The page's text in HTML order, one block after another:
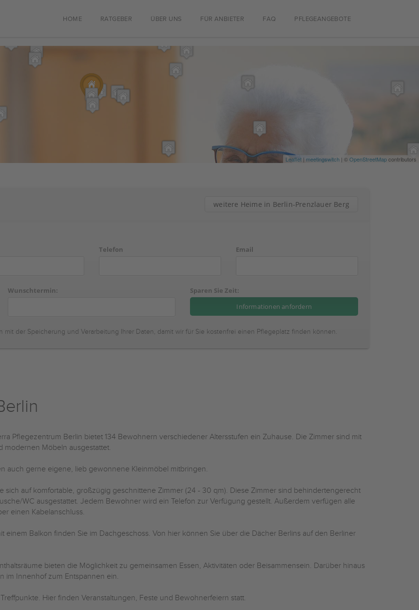
HOME RATGEBER ÜBER UNS FÜR ANBIETER FAQ PFLEGEANGEBOTE
Leaflet | meetingswitch | ©OpenStreetMapcontributors
weitere Heime in Berlin-Prenzlauer Berg
Telefon Email
Wunschtermin: Sparen Sie Zeit:
mit der Speicherung und Verarbeitung Ihrer Daten, damit wir für Sie kostenfrei einen Pflegeplatz finden können.
Pflegezentrum Berlin bietet 134 Bewohnern verschiedener Altersstufen ein Zuhause. Die Zimmer sind mit
modernen Möbeln ausgestattet.
auch gerne eigene, lieb gewonnene Kleinmöbel mitbringen.
sich auf komfortable, großzügig geschnittene Zimmer (24 - 30 qm). Diese Zimmer sind behindertengerecht
WC ausgestattet. Jedem Bewohner wird ein Telefon zur Verfügung gestellt. Außerdem verfügen alle
einen Kabelanschluss.
einem Balkon finden Sie im Dachgeschoss. Von hier können Sie über die Dächer Berlins auf den Berliner
bieten die Möglichkeit zu gemeinsamen Essen, Aktivitäten oder Beisammensein. Darüber hinaus
im Innenhof zum Entspannen ein.
Hier finden Veranstaltungen, Feste und Bewohnerfeiern statt.